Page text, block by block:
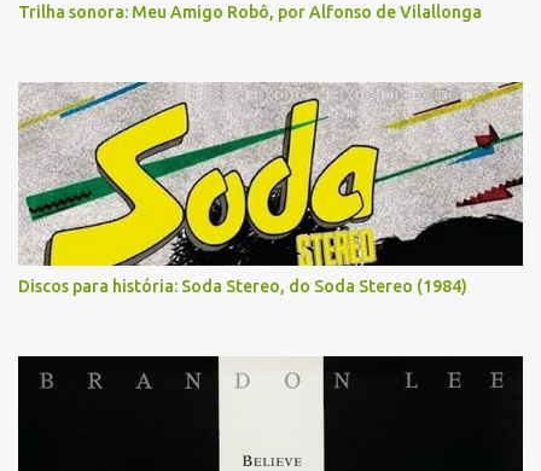
Trilha sonora: Meu Amigo Robô, por Alfonso de Vilallonga
Discos para história: Soda Stereo, do Soda Stereo (1984)